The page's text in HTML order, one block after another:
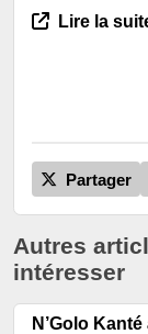
Lire la
Partager
Autres
intéresser
N’Golo